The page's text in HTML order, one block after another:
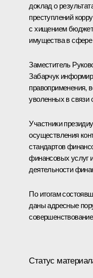
доклад о
преступлений
с хищением
имущества в
Заместитель
Забарчук
правоприменения,
уволенных в связи
Участники
осуществления
стандартов
финансовых услуг
деятельности
По итогам
даны адресные
Статус